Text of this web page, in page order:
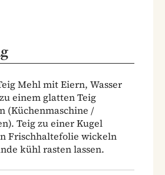
Mehl mit Eiern, Wasser
einem glatten Teig
(Küchenmaschine /
Teig zu einer Kugel
Frischhaltefolie wickeln
kühl rasten lassen.